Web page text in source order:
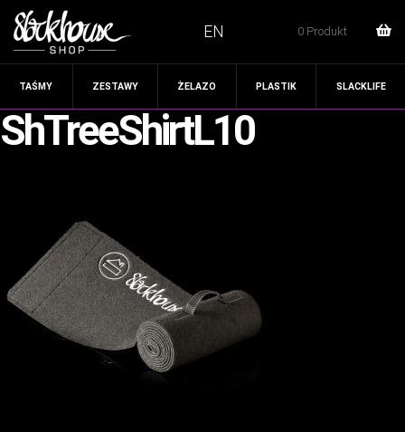
0 Produkt
EN
TAŚMY ZESTAWY ŻELAZO PLASTIK SLACKLIFE
ShTreeShirtL10